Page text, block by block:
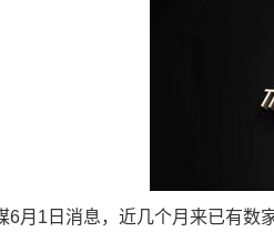
6月1日消息，近几个月来已有数